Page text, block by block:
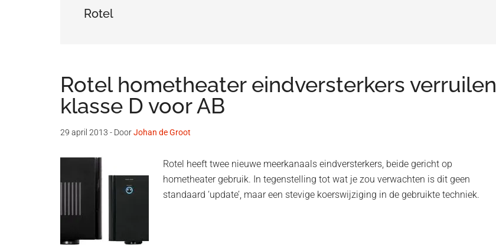
Rotel
Rotel hometheater eindversterkers verruilen
klasse D voor AB
29 april 2013 - DoorJohan de Groot
Rotel heeft twee nieuwe meerkanaals eindversterkers, beide gericht op
hometheater gebruik. In tegenstelling tot wat je zou verwachten is dit geen
standaard ‘update’, maar een stevige koerswijziging in de gebruikte techniek.